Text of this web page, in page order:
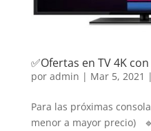
✅Ofertas en TV 4K
por admin | Mar 5, 2021 |
Para las próximas
menor a mayor precio)